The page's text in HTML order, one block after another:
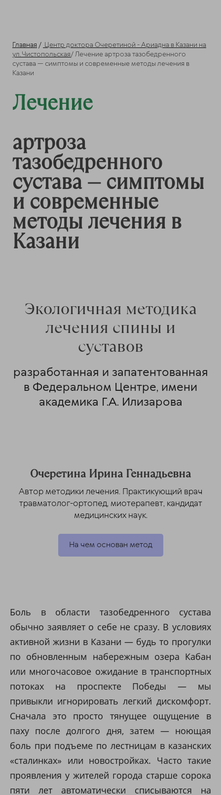
Главная / Центр доктора Очеретиной - Ариадна в Казани на
ул. Чистопольская/ Лечениеартроза тазобедренного
сустава — симптомы и современные методы лечения в
Казани
Лечение
артроза
тазобедренного
сустава — симптомы
и современные
методы лечения в
Казани
Экологичная методика
лечения спины и
суставов
разработанная и запатентованная
в Федеральном Центре, имени
академика Г.А. Илизарова
Очеретина Ирина Геннадьевна
Автор методики лечения. Практикующий врач
травматолог-ортопед, миотерапевт, кандидат
медицинских наук.
На чем основан метод
Боль в области тазобедренного сустава
обычно заявляет о себе не сразу. В условиях
активной жизни в Казани — будь то прогулки
по обновленным набережным озера Кабан
или многочасовое ожидание в транспортных
потоках на проспекте Победы — мы
привыкли игнорировать легкий дискомфорт.
Сначала это просто тянущее ощущение в
паху после долгого дня, затем — ноющая
боль при подъеме по лестницам в казанских
«сталинках» или новостройках. Часто такие
проявления у жителей города старше сорока
пяти лет автоматически списываются на